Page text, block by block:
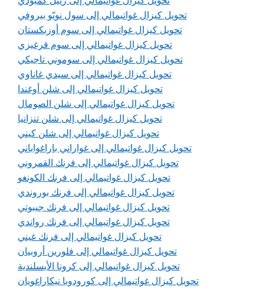
تحويل كيزال غواتيمالي إلى سول نويّو بيروفي
تحويل كيزال غواتيمالي إلى سوم أوزبكستان
تحويل كيزال غواتيمالي إلى سوم قرغيزي
تحويل كيزال غواتيمالي إلى سوموني تاجيكي
تحويل كيزال غواتيمالي إلى سيدي غاناوي
تحويل كيزال غواتيمالي إلى شلن أوغندا
تحويل كيزال غواتيمالي إلى شلن الصومال
تحويل كيزال غواتيمالي إلى شلن تنزانيا
تحويل كيزال غواتيمالي إلى شلن كيني
تحويل كيزال غواتيمالي إلى غواراني باراغواياني
تحويل كيزال غواتيمالي إلى فرنك القمروني
تحويل كيزال غواتيمالي إلى فرنك الكونغو
تحويل كيزال غواتيمالي إلى فرنك بوروندي
تحويل كيزال غواتيمالي إلى فرنك جيبوتي
تحويل كيزال غواتيمالي إلى فرنك رواندي
تحويل كيزال غواتيمالي إلى فرنك غيني
تحويل كيزال غواتيمالي إلى فلورين أروبيان
تحويل كيزال غواتيمالي إلى كرونا الأيسلندية
تحويل كيزال غواتيمالي إلى كورودوبا نيكاراغويان